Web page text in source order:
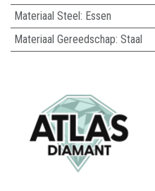
Materiaal Steel: Essen
Materiaal Gereedschap: Staal